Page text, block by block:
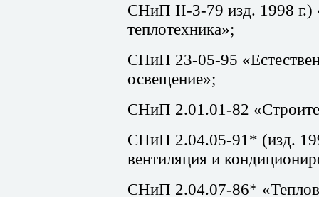
СНиП II-3-79 изд. 1998 г.)
теплотехника»;
СНиП 23-05-95
освещение»;
СНиП 2.01.01-82
СНиП 2.04.05-91* (изд.
вентиляция и
СНиП 2.04.07-86*